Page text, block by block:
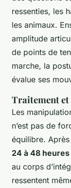
ressenties, les
les animaux.
amplitude
de points de
marche, la
évalue ses
Traitement et
Les
n’est pas de
équilibre.
24 à 48 heures
au corps
ressentent